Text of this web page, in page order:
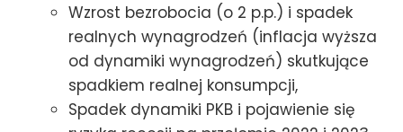
Wzrost bezrobocia (o 2 p.p.) i spadek
realnych wynagrodzeń (inflacja wyższa
od dynamiki wynagrodzeń) skutkujące
spadkiem realnej konsumpcji,
Spadek dynamiki PKB i pojawienie się